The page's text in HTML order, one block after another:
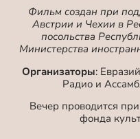
Фильм создан при
Австрии и Чехии в
посольства
Министерства
Организаторы:
Радио и
Вечер проводится
фонда